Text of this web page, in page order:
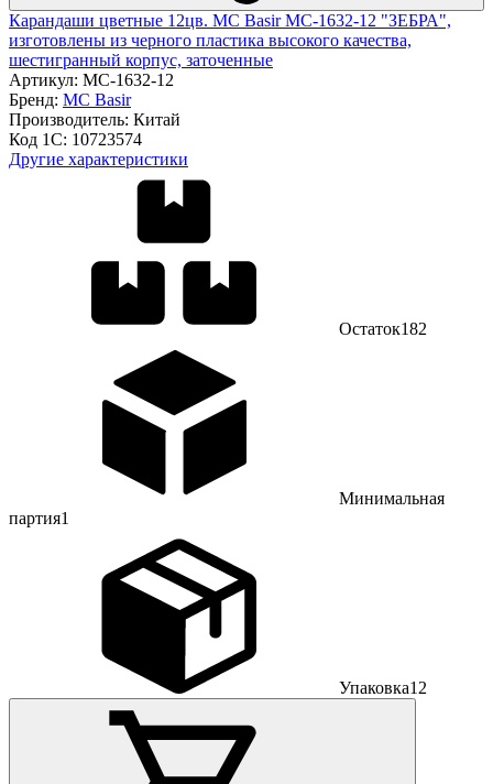
Карандаши цветные 12цв. MC Basir МС-1632-12 "ЗЕБРА",
изготовлены из черного пластика высокого качества,
шестигранный корпус, заточенные
Артикул: МС-1632-12
Бренд: MC Basir
Производитель: Китай
Код 1С: 10723574
Другие характеристики
Остаток182
Минимальная
партия1
Упаковка12